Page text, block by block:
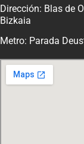
Dirección: Blas de
Bizkaia
Metro: Parada